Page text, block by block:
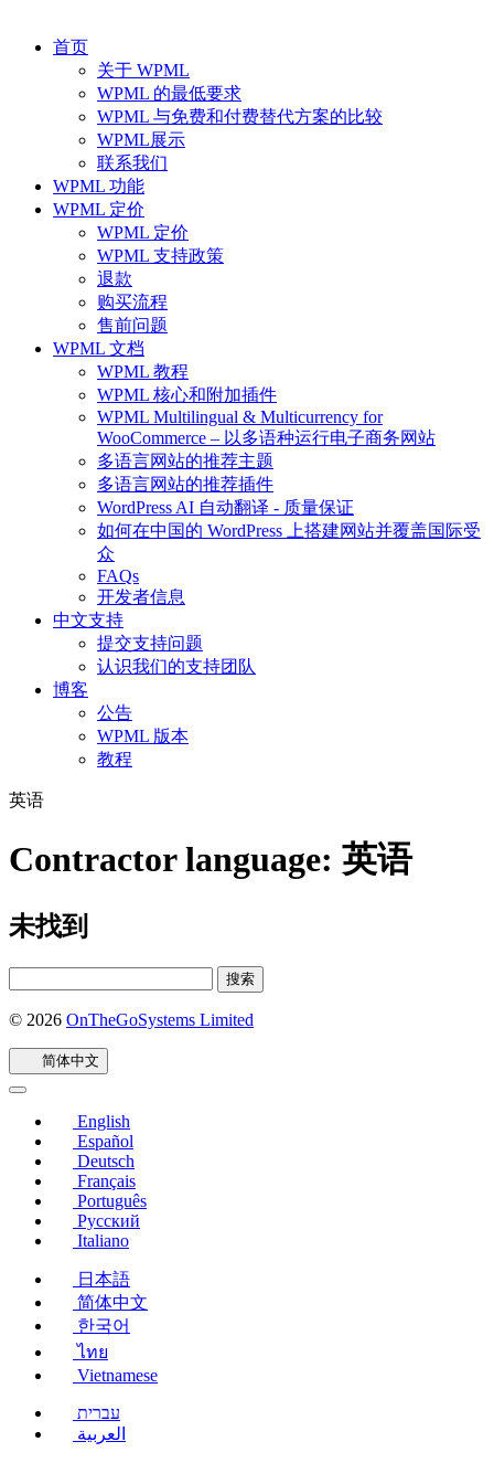
首页
关于 WPML
WPML 的最低要求
WPML 与免费和付费替代方案的比较
WPML展示
联系我们
WPML 功能
WPML 定价
WPML 定价
WPML 支持政策
退款
购买流程
售前问题
WPML 文档
WPML 教程
WPML 核心和附加插件
WPML Multilingual & Multicurrency for
WooCommerce – 以多语种运行电子商务网站
多语言网站的推荐主题
多语言网站的推荐插件
WordPress AI 自动翻译 - 质量保证
如何在中国的 WordPress 上搭建网站并覆盖国际受
众
FAQs
开发者信息
中文支持
提交支持问题
认识我们的支持团队
博客
公告
WPML 版本
教程
英语
Contractor language: 英语
未找到
© 2026 OnTheGoSystems Limited
简体中文
English
Español
Deutsch
Français
Português
Русский
Italiano
日本語
简体中文
한국어
ไทย
Vietnamese
עברית
العربية